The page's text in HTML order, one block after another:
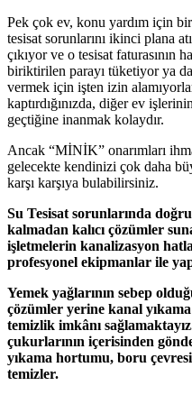
Pek çok ev, konu yardım için
tesisat sorunlarını ikinci plana
çıkıyor ve o tesisat faturasının
biriktirilen parayı tüketiyor ya
vermek için işten izin
kaptırdığınızda, diğer ev
geçtiğine inanmak kolaydır.
Ancak “MİNİK” onarımları
gelecekte kendinizi çok daha
karşı karşıya bulabilirsiniz.
Su Tesisat sorunlarında
kalmadan kalıcı çözümler
işletmelerin kanalizasyon
profesyonel ekipmanlar ile
Yemek yağlarının sebep
çözümler yerine kanal
temizlik imkânı
çukurlarının içerisinden
yıkama hortumu, boru
temizler.